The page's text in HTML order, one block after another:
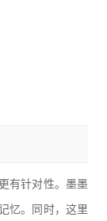
有针对性。墨墨
忆。同时，这里